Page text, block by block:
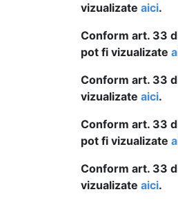
vizualizate aici.
Conform art. 33
pot fi vizualizate
Conform art. 33
vizualizate aici.
Conform art. 33
pot fi vizualizate
Conform art. 33
vizualizate aici.